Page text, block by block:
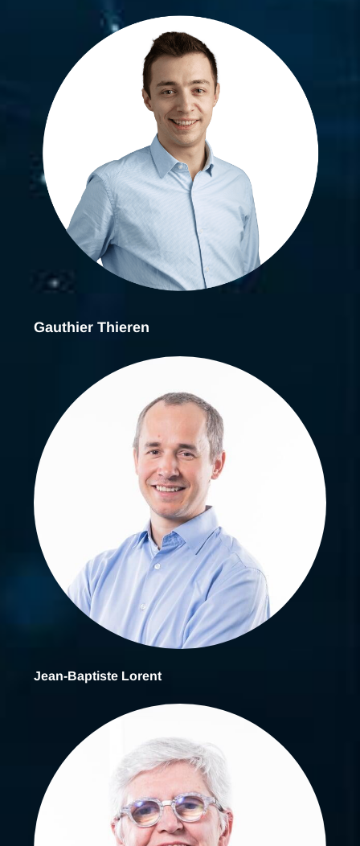
Gauthier Thieren
Jean-Baptiste Lorent